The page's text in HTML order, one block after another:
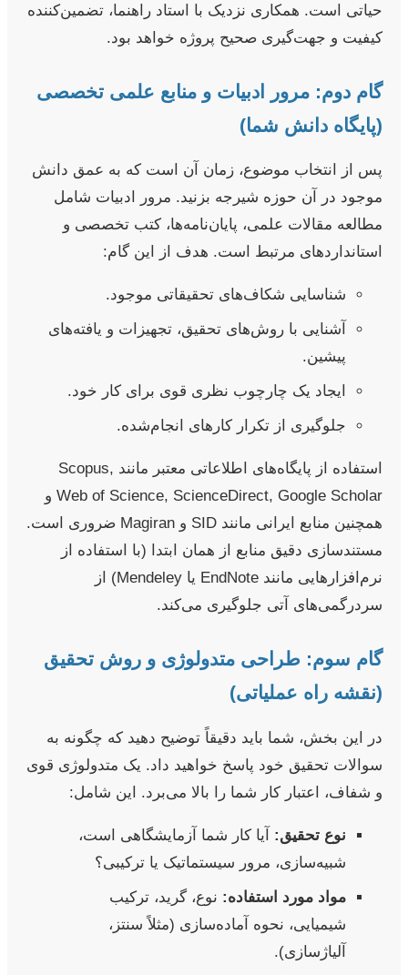
حیاتی است. همکاری نزدیک با استاد راهنما، تضمین‌کننده
کیفیت و جهت‌گیری صحیح پروژه خواهد بود.
گام دوم: مرور ادبیات و منابع علمی تخصصی
(پایگاه دانش شما)
پس از انتخاب موضوع، زمان آن است که به عمق دانش
موجود در آن حوزه شیرجه بزنید. مرور ادبیات شامل
مطالعه مقالات علمی، پایان‌نامه‌ها، کتب تخصصی و
استانداردهای مرتبط است. هدف از این گام:
شناسایی شکاف‌های تحقیقاتی موجود.
آشنایی با روش‌های تحقیق، تجهیزات و یافته‌های
پیشین.
ایجاد یک چارچوب نظری قوی برای کار خود.
جلوگیری از تکرار کارهای انجام‌شده.
استفاده از پایگاه‌های اطلاعاتی معتبر مانند Scopus,
Web of Science, ScienceDirect, Google Scholar و
همچنین منابع ایرانی مانند SID و Magiran ضروری است.
مستندسازی دقیق منابع از همان ابتدا (با استفاده از
نرم‌افزارهایی مانند EndNote یا Mendeley) از
سردرگمی‌های آتی جلوگیری می‌کند.
گام سوم: طراحی متدولوژی و روش تحقیق
(نقشه راه عملیاتی)
در این بخش، شما باید دقیقاً توضیح دهید که چگونه به
سوالات تحقیق خود پاسخ خواهید داد. یک متدولوژی قوی
و شفاف، اعتبار کار شما را بالا می‌برد. این شامل:
نوع تحقیق: آیا کار شما آزمایشگاهی است،
شبیه‌سازی، مرور سیستماتیک یا ترکیبی؟
مواد مورد استفاده: نوع، گرید، ترکیب
شیمیایی، نحوه آماده‌سازی (مثلاً سنتز،
آلیاژسازی).